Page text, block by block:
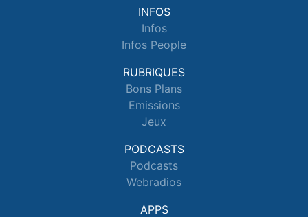
INFOS
Infos
Infos People
RUBRIQUES
Bons Plans
Emissions
Jeux
PODCASTS
Podcasts
Webradios
APPS